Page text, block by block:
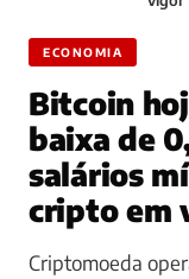
ECONOMIA
Bitcoin
baixa de
salários
cripto em
Criptomoeda